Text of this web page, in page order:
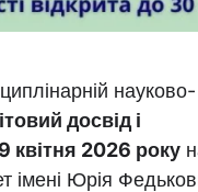
науково-
досвід і
квітня 2026 року
імені Юрія